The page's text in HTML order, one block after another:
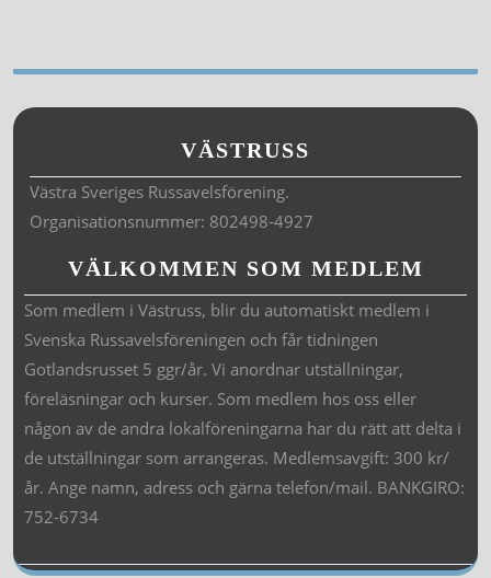
VÄSTRUSS
Västra Sveriges Russavelsförening.
Organisationsnummer: 802498-4927
VÄLKOMMEN SOM MEDLEM
Som medlem i Västruss, blir du automatiskt medlem i
Svenska Russavelsföreningen och får tidningen
Gotlandsrusset 5 ggr/år. Vi anordnar utställningar,
föreläsningar och kurser. Som medlem hos oss eller
någon av de andra lokalföreningarna har du rätt att delta i
de utställningar som arrangeras. Medlemsavgift: 300 kr/
år. Ange namn, adress och gärna telefon/mail. BANKGIRO:
752-6734